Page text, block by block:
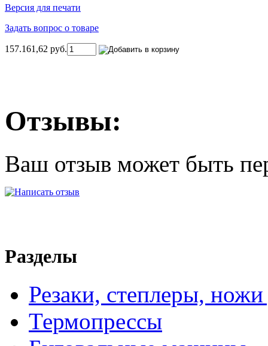
Версия для печати
Задать вопрос о товаре
157.161,62 руб.
Отзывы:
Ваш отзыв может быть
Разделы
Резаки, степлеры, ножи
Термопрессы